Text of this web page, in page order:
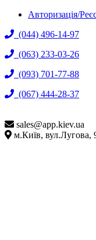
Авторизація/
(044) 496-14-97
(063) 233-03-26
(093) 701-77-88
(067) 444-28-37
sales@app.kiev.ua
м.Київ, вул.Лугова,